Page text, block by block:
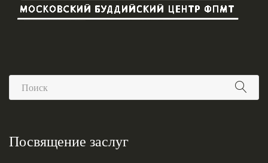
Посвящение заслуг